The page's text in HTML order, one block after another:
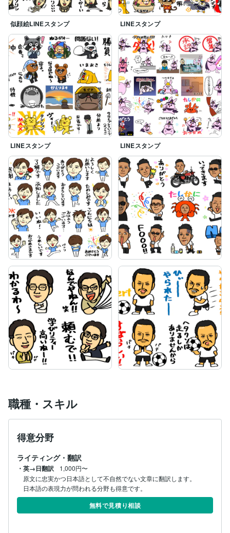
似顔絵LINEスタンプ LINEスタンプ
LINEスタンプ LINEスタンプ
職種・スキル
得意分野
ライティング・翻訳
・英→日翻訳
1,000円〜
原文に忠実かつ日本語として不自然でない文章に翻訳します。
日本語の表現力が問われる分野も得意です。
無料で見積り相談